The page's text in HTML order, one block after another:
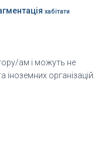
хабітати
ам і можуть не
іноземних організацій.